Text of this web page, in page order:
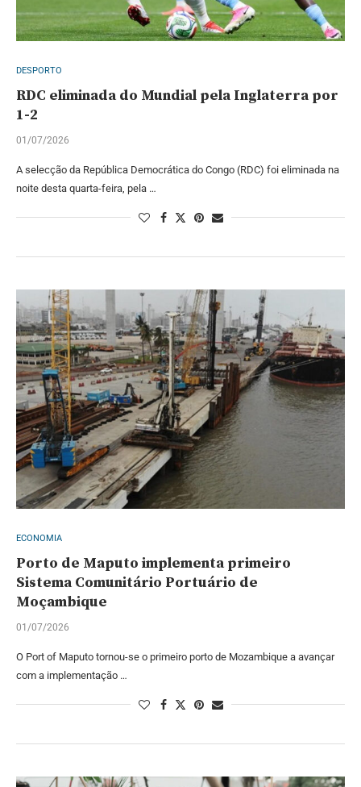
DESPORTO
RDC eliminada do Mundial pela Inglaterra por
1-2
01/07/2026
A selecção da República Democrática do Congo (RDC) foi eliminada na
noite desta quarta-feira, pela …
ECONOMIA
Porto de Maputo implementa primeiro
Sistema Comunitário Portuário de
Moçambique
01/07/2026
O Port of Maputo tornou-se o primeiro porto de Mozambique a avançar
com a implementação …